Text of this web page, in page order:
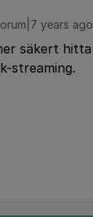
years ago
säkert hitta
streaming.